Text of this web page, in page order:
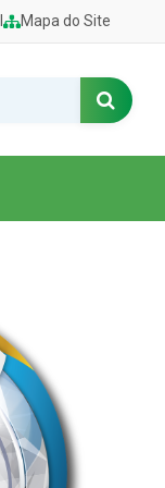
Mapa do Site